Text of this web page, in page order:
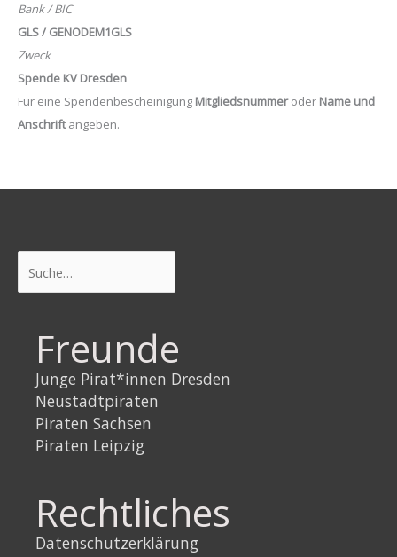
Bank / BIC
GLS / GENODEM1GLS
Zweck
Spende KV Dresden
Für eine Spendenbescheinigung Mitgliedsnummeroder Name und
Anschriftangeben.
Freunde
Junge Pirat*innen Dresden
Neustadtpiraten
Piraten Sachsen
Piraten Leipzig
Rechtliches
Datenschutzerklärung